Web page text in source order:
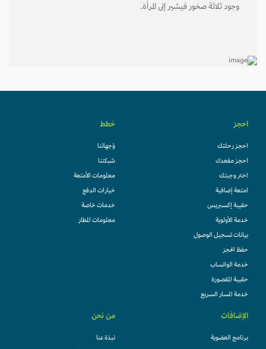
وجود ثلاثة صخور فيشير إلى المرأة.
احجز
احجز رحلتك
احجز مقعدك
اختر وجبتك
امتعة إضافية
حقيبة إكسبريس
خدمة الأولوية
بيانات تسجيل الوصول
حفظ الحجز
خدمة الواتساب
حقيبة المقصورة
خدمة المسار السريع
خطط
وُجهاتنا
شبكتنا
معلومات الأمتعة
خيارات الدفع
خدمات خاصة
معلومات المطار
الإضافات
برنامج العضوية
من نحن
نبذة عنا